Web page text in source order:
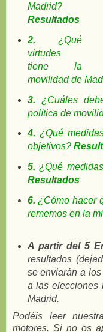
Madrid?
Resultados
2. ¿Qué
virtudes
tiene la
movilidad de
3. ¿Cuáles
política de
4. ¿Qué
objetivos?
5. ¿Qué
Resultados
6.¿Cómo hacer
rememos en la
A partir del 5
resultados
se enviarán a
a las elecciones
Madrid.
Podéis leer
motores. Si no os